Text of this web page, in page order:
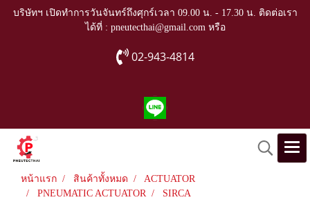
บริษัทฯ เปิดทำการวันจันทร์ถึงศุกร์เวลา 09.00 น. - 17.30 น. ติดต่อเรา
ได้ที่ : pneutecthai@gmail.com หรือ
02-943-4814
หน้าแรก สินค้าทั้งหมด
ACTUATOR
PNEUMATIC ACTUATOR
SIRCA